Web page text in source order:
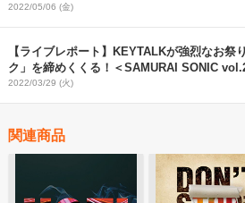
2022/05/06 (金)
【ライブレポート】KEYTALKが強烈なお祭
ク」を締めくくる！＜SAMURAI SONIC
2022/03/29 (火)
関連商品